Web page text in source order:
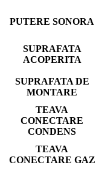
PUTERE SONORA
SUPRAFATA
ACOPERITA
SUPRAFATA DE
MONTARE
TEAVA
CONECTARE
CONDENS
TEAVA
CONECTARE GAZ